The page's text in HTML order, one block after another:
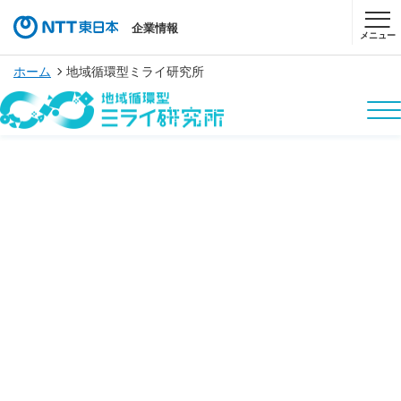
企業情報
メニュー
ホーム 地域循環型ミライ研究所